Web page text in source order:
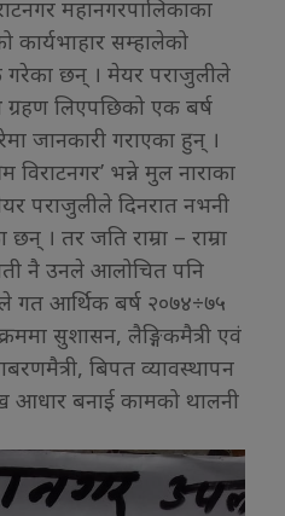
महानगरपालिकाका
सम्हालेको
गरेका छन् । मेयर पराजुलीले
लिएपछिको एक बर्ष
जानकारी गराएका हुन् ।
विराटनगर’ भन्ने मुल नाराका
पराजुलीले दिनरात नभनी
। तर जति राम्रा – राम्रा
नै उनले आलोचित पनि
गत आर्थिक बर्ष २०७४÷७५
सुशासन, लैङ्गिकमैत्री एवं
बिपत व्यावस्थापन
आधार बनाई कामको थालनी